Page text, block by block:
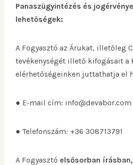
Panaszügyintézés és
lehetőségek:
A Fogyasztó az Árukat, illetőleg
tevékenységét illető kifogásait a
elérhetőségeinken juttathatja el
● E-mail cím: info@devabor.com
● Telefonszám: +36 308713791
A Fogyasztó elsősorban